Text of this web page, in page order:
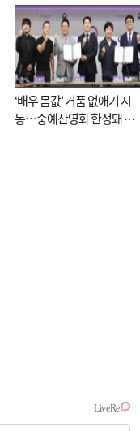
‘배우 몸값’ 거품 없애기 시
동…중예산영화 한정돼 실